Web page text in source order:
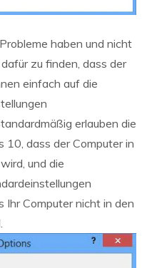
haben und nicht
zu finden, dass der
einfach auf die
erlauben die
dass der Computer in
und die
Ihr Computer nicht in den